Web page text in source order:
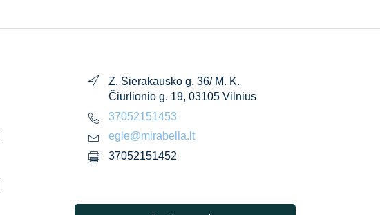
Z. Sierakausko g. 36/ M. K.
Čiurlionio g. 19, 03105 Vilnius
37052151453
egle@mirabella.lt
37052151452